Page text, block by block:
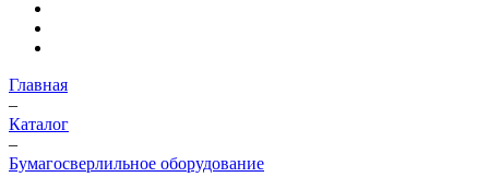
Главная
–
Каталог
–
Бумагосверлильное оборудование